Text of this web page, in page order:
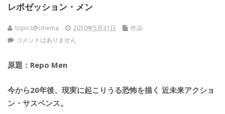
レポゼッション・メン
topics@cinema 2010年5月31日
作品
コメントはありません
原題：Repo Men
今から20年後、現実に起こりうる恐怖を描く 近未来アクショ
ン・サスペンス。